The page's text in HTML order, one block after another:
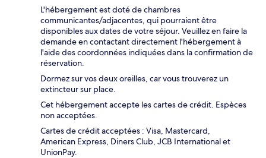
L'hébergement est doté de chambres
communicantes/adjacentes, qui pourraient être
disponibles aux dates de votre séjour. Veuillez en faire la
demande en contactant directement l'hébergement à
l'aide des coordonnées indiquées dans la confirmation de
réservation.
Dormez sur vos deux oreilles, car vous trouverez un
extincteur sur place.
Cet hébergement accepte les cartes de crédit. Espèces
non acceptées.
Cartes de crédit acceptées : Visa, Mastercard,
American Express, Diners Club, JCB International et
UnionPay.